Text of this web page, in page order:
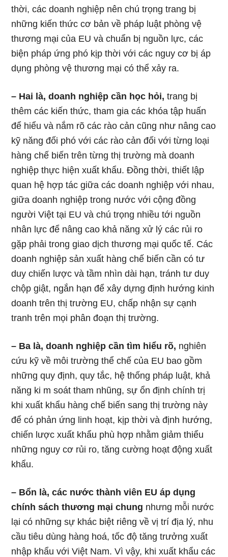
thời, các doanh nghiệp nên chú trọng trang bị
những kiến thức cơ bản về pháp luật phòng vệ
thương mại của EU và chuẩn bị nguồn lực, các
biện pháp ứng phó kịp thời với các nguy cơ bị áp
dụng phòng vệ thương mại có thể xảy ra.
– Hai là, doanh nghiệp cần học hỏi, trang bị
thêm các kiến thức, tham gia các khóa tập huấn
để hiểu và nắm rõ các rào cản cũng như nâng cao
kỹ năng đối phó với các rào cản đối với từng loại
hàng chế biến trên từng thị trường mà doanh
nghiệp thực hiện xuất khẩu. Đồng thời, thiết lập
quan hệ hợp tác giữa các doanh nghiệp với nhau,
giữa doanh nghiệp trong nước với cộng đồng
người Việt tại EU và chú trọng nhiều tới nguồn
nhân lực để nâng cao khả năng xử lý các rủi ro
gặp phải trong giao dịch thương mại quốc tế. Các
doanh nghiệp sản xuất hàng chế biến cần có tư
duy chiến lược và tầm nhìn dài hạn, tránh tư duy
chộp giật, ngắn hạn để xây dựng định hướng kinh
doanh trên thị trường EU, chấp nhận sự cạnh
tranh trên mọi phân đoạn thị trường.
– Ba là, doanh nghiệp cần tìm hiểu rõ, nghiên
cứu kỹ về môi trường thể chế của EU bao gồm
những quy định, quy tắc, hệ thống pháp luật, khả
năng ki m soát tham nhũng, sự ổn định chính trị
khi xuất khẩu hàng chế biến sang thị trường này
để có phản ứng linh hoạt, kịp thời và định hướng,
chiến lược xuất khẩu phù hợp nhằm giảm thiểu
những nguy cơ rủi ro, tăng cường hoạt động xuất
khẩu.
– Bổn là, các nước thành viên EU áp dụng
chính sách thương mại chung nhưng mỗi nước
lại có những sự khác biệt riêng về vị trí địa lý, nhu
cầu tiêu dùng hàng hoá, tốc độ tăng trưởng xuất
nhập khẩu với Việt Nam. Vì vậy, khi xuất khẩu các